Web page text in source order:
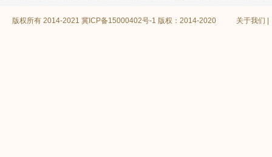
版权所有 2014-2021 冀ICP备15000402号-1 版权：2014-2020 关于我们